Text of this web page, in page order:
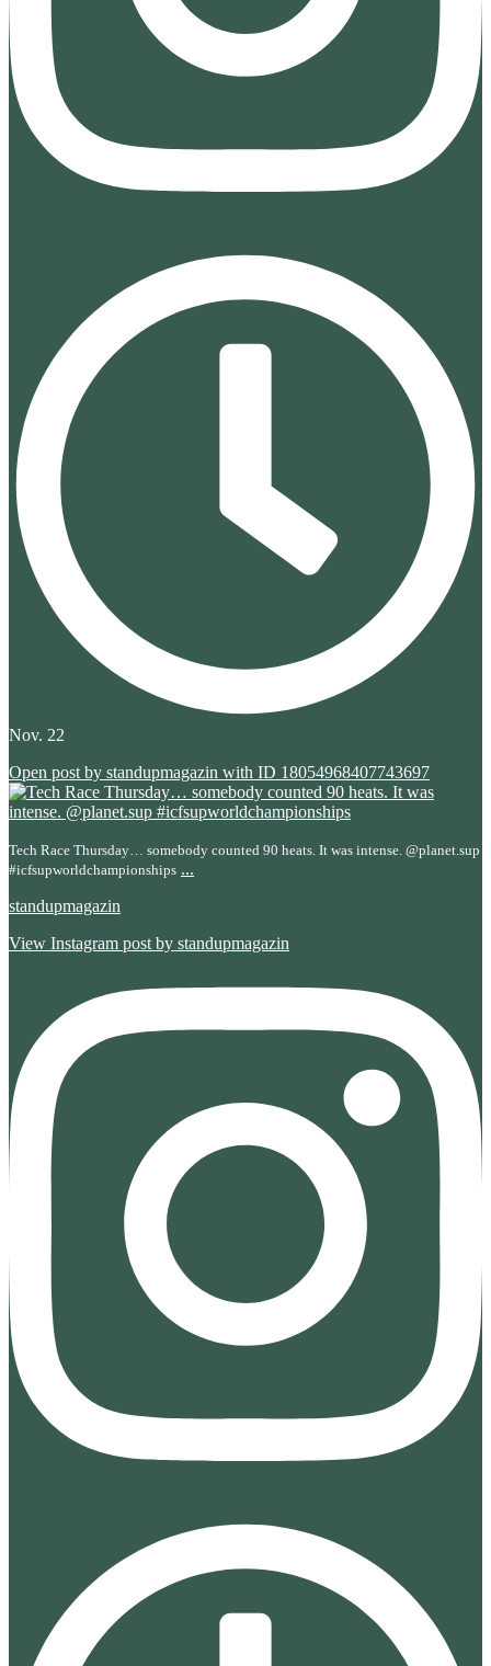
Nov. 22
Open post by standupmagazin with ID 18054968407743697
Tech Race Thursday… somebody counted 90 heats. It was intense. @planet.sup
#icfsupworldchampionships ...
standupmagazin
View Instagram post by standupmagazin